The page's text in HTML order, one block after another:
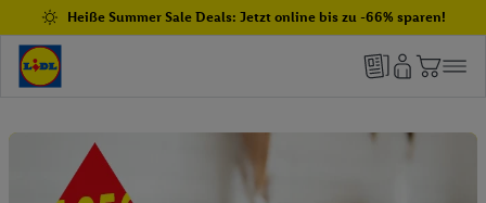
Heiße Summer Sale Deals: Jetzt online bis zu -66% sparen!